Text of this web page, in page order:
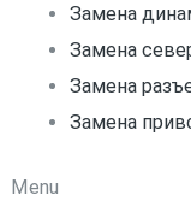
Замена
Замена
Замена
Замена
Menu